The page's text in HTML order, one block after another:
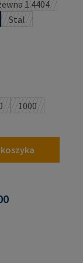
1.4404
(Ta opcja jest obecnie
Stal(Ta opcja jest
opcja jest obecnie
1000(Ta opcja jest
niedostępna.)